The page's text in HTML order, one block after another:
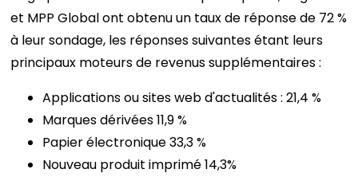
et MPP Global ont obtenu un taux de réponse de 72 %
à leur sondage, les réponses suivantes étant leurs
principaux moteurs de revenus supplémentaires :
Applications ou sites web d'actualités : 21,4 %
Marques dérivées 11,9 %
Papier électronique 33,3 %
Nouveau produit imprimé 14,3%